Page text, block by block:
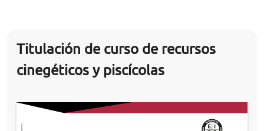
Titulación de curso de recursos
cinegéticos y piscícolas